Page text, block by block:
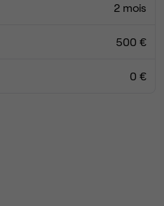
2 mois
500 €
0 €